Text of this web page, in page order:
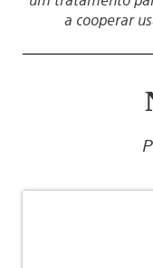
a cooperar